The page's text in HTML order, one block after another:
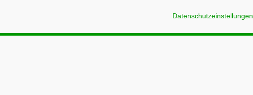
Datenschutzeinstellungen